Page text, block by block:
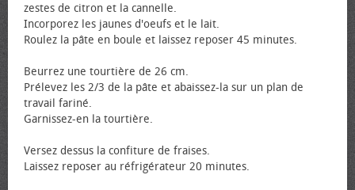
zestes de citron et la cannelle.
Incorporez les jaunes d'œufs et le lait.
Roulez la pâte en boule et laissez reposer 45 minutes.
Beurrez une tourtière de 26 cm.
Prélevez les 2/3 de la pâte et abaissez-la sur un plan de
travail fariné.
Garnissez-en la tourtière.
Versez dessus la confiture de fraises.
Laissez reposer au réfrigérateur 20 minutes.